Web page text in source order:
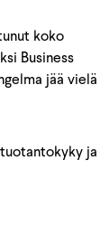
koko
Business
jää vielä
ja